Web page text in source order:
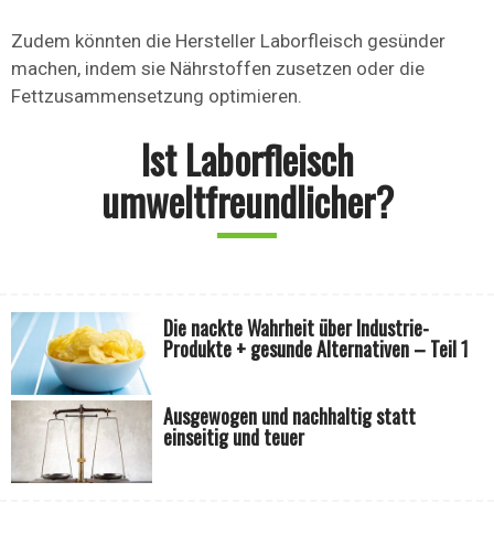
Zudem könnten die Hersteller Laborfleisch gesünder
machen, indem sie Nährstoffen zusetzen oder die
Fettzusammensetzung optimieren.
Ist Laborfleisch
umweltfreundlicher?
Die nackte Wahrheit über Industrie-
Produkte + gesunde Alternativen – Teil 1
Ausgewogen und nachhaltig statt
einseitig und teuer